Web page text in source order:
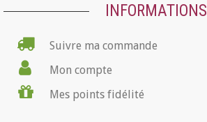
INFORMATIONS
Suivre ma commande
Mon compte
Mes points fidélité